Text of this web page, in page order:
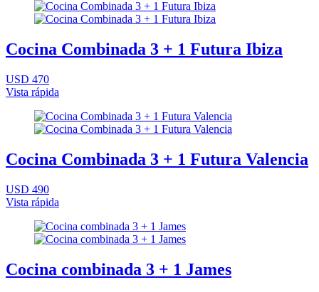
Cocina Combinada 3 + 1 Futura Ibiza
USD 470
Vista rápida
Cocina Combinada 3 + 1 Futura Valencia
USD 490
Vista rápida
Cocina combinada 3 + 1 James